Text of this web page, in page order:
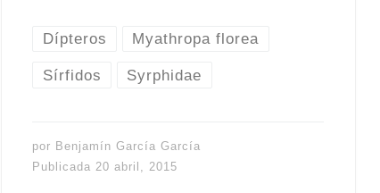
Dípteros Myathropa florea
Sírfidos Syrphidae
por Benjamín García García
Publicada 20 abril, 2015